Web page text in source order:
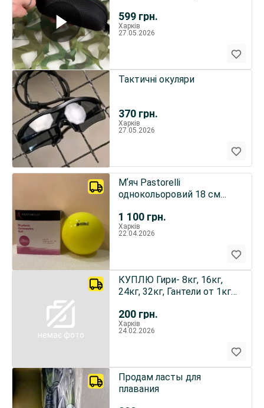
599 грн.
Харків
27.05.2026
370 грн.
Тактичні окуляри
Харків
27.05.2026
1 100 грн.
Мʼяч Pastorelli
однокольоровий 18 см
Харків
22.04.2026
немає фото
200 грн.
КУПЛЮ Гири- 8кг, 16кг,
24кг, 32кг, Гантели от 1кг
Харків
24.02.2026
Продам ласты для
плавания